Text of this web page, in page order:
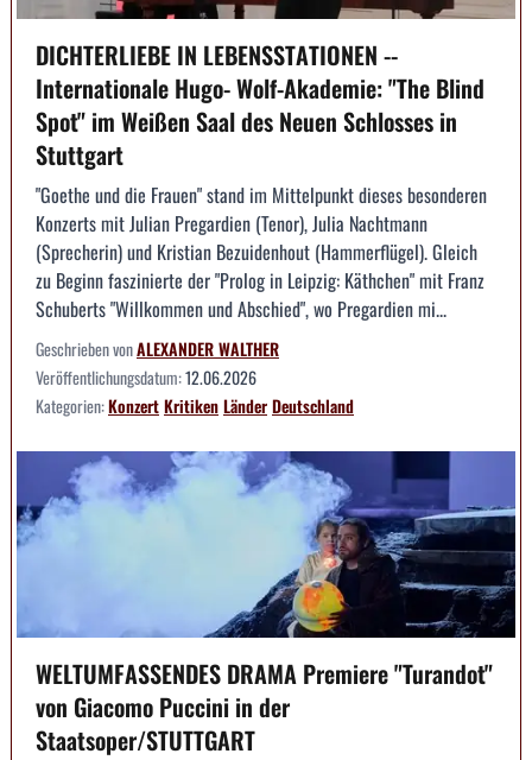
DICHTERLIEBE IN LEBENSSTATIONEN --
Internationale Hugo- Wolf-Akademie: "The Blind
Spot" im Weißen Saal des Neuen Schlosses in
Stuttgart
"Goethe und die Frauen" stand im Mittelpunkt dieses besonderen
Konzerts mit Julian Pregardien (Tenor), Julia Nachtmann
(Sprecherin) und Kristian Bezuidenhout (Hammerflügel). Gleich
zu Beginn faszinierte der "Prolog in Leipzig: Käthchen" mit Franz
Schuberts "Willkommen und Abschied", wo Pregardien mi...
Geschrieben vonALEXANDER WALTHER
Veröffentlichungsdatum:12.06.2026
Kategorien:KonzertKritikenLänderDeutschland
WELTUMFASSENDES DRAMA Premiere "Turandot"
von Giacomo Puccini in der
Staatsoper/STUTTGART